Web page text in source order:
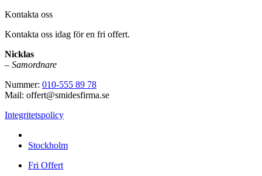
Kontakta oss
Kontakta oss idag för en fri offert.
Nicklas
– Samordnare
Nummer: 010-555 89 78
Mail: offert@smidesfirma.se
Integritetspolicy
Stockholm
Fri Offert